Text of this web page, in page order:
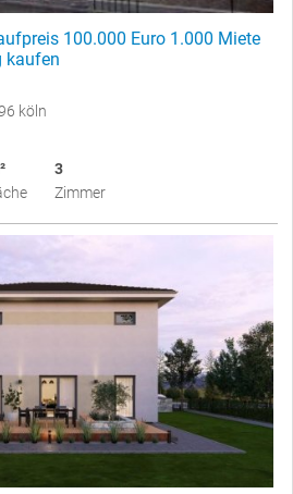
100.000 Euro 1.000 Miete
kaufen
köln
3
Zimmer